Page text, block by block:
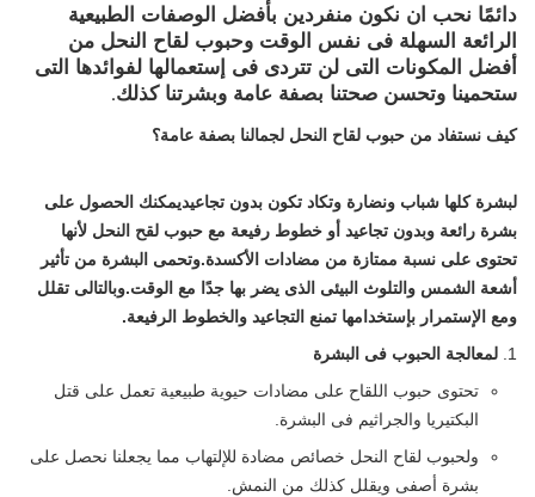
دائمًا نحب ان نكون منفردين بأفضل الوصفات الطبيعية
الرائعة السهلة فى نفس الوقت وحبوب لقاح النحل من
أفضل المكونات التى لن تتردى فى إستعمالها لفوائدها التى
ستحمينا وتحسن صحتنا بصفة عامة وبشرتنا كذلك.
كيف نستفاد من حبوب لقاح النحل لجمالنا بصفة عامة؟
لبشرة كلها شباب ونضارة وتكاد تكون بدون تجاعيديمكنك الحصول على
بشرة رائعة وبدون تجاعيد أو خطوط رفيعة مع حبوب لقح النحل لأنها
تحتوى على نسبة ممتازة من مضادات الأكسدة.وتحمى البشرة من تأثير
أشعة الشمس والتلوث البيئى الذى يضر بها جدًا مع الوقت.وبالتالى تقلل
ومع الإستمرار بإستخدامها تمنع التجاعيد والخطوط الرفيعة.
لمعالجة الحبوب فى البشرة
تحتوى حبوب اللقاح على مضادات حيوية طبيعية تعمل على قتل
البكتيريا والجراثيم فى البشرة.
ولحبوب لقاح النحل خصائص مضادة للإلتهاب مما يجعلنا نحصل على
بشرة أصفى ويقلل كذلك من النمش.